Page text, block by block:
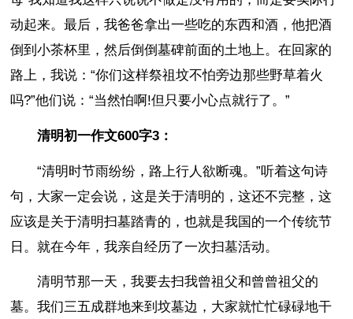
动起来。最后，我爸爸拿出一些吃的东西和酒，他把酒
倒到小茶杯里，然后倒倒墓碑前面的土地上。在回家的
路上，我说：“你们这样祭祖坟不怕旁边那些野草着火
吗?”他们说：“当然怕啊!但只要小心点就行了。”
清明初一作文600字3：
“清明时节雨纷纷，路上行人欲断魂。”听着这句诗
句，大家一定会说，这是关于清明的，这还不完整，这
应该是关于清明扫墓踏青的，也就是我国的一个传统节
日。就在今年，我亲自经历了一次扫墓活动。
清明节那一天，我要去扫我曾祖父和曾曾祖父的
墓。我们三五成群地来到坟墓边，大家就忙忙碌碌地干